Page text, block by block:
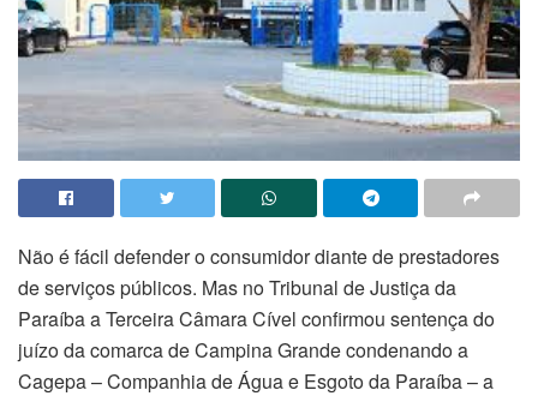
Não é fácil defender o consumidor diante de prestadores
de serviços públicos. Mas no Tribunal de Justiça da
Paraíba a Terceira Câmara Cível confirmou sentença do
juízo da comarca de Campina Grande condenando a
Cagepa – Companhia de Água e Esgoto da Paraíba – a